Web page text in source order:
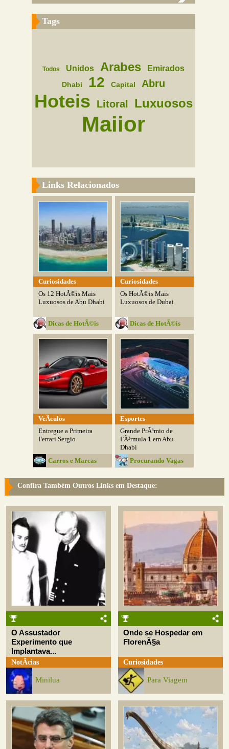
Tags
Todos Unidos Arabes Emirados
Dhabi 12 Capital Abru
Hoteis Litoral Luxuosos
Maiior
Links Relacionados
Curiosidades
Os 12 HotÃ©is Mais
Luxuosos de Abu Dhabi
Dicas de HotÃ©is
Curiosidades
Os HotÃ©is Mais
Luxuosos de Dubai
Dicas de HotÃ©is
VeÃ­culos
Entregue a Primeira
Ferrari Sergio
Carros e Marcas
Esportes
Grande PrÃªmio de
FÃ³rmula 1 em Abu
Dhabi
Procurando Vagas
Confira Também Outros Links em Destaque:
O Assustador
Experimento que
Implantava...
NotÃ­cias
Minilua
Onde se Hospedar em
FlorenÃ§a
Curiosidades
Para Viagem